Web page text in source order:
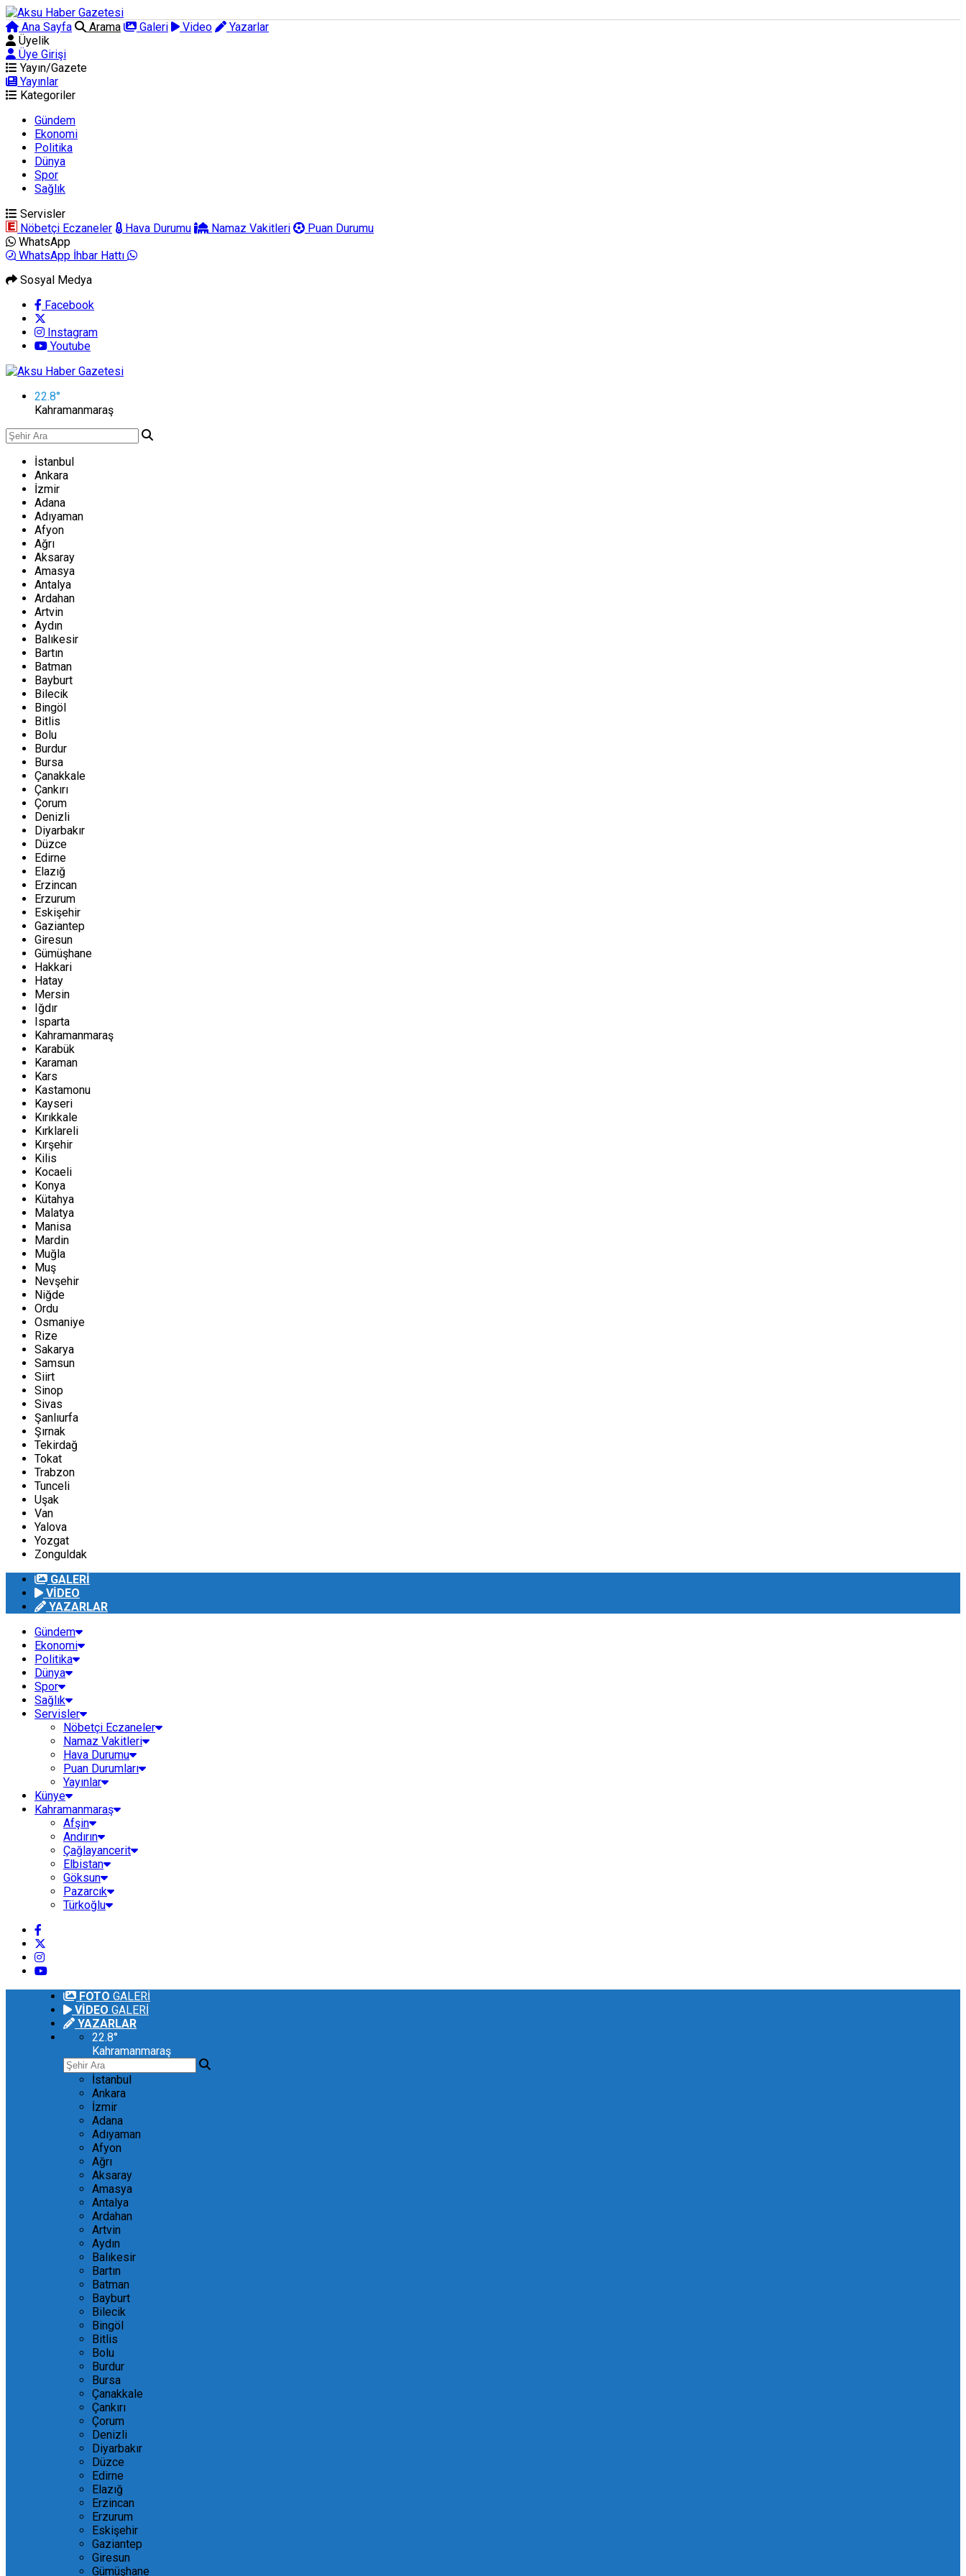
Ana Sayfa Arama Galeri Video
Yazarlar
Üyelik
Üye Girişi
Yayın/Gazete
Yayınlar
Kategoriler
Gündem
Ekonomi
Politika
Dünya
Spor
Sağlık
Servisler
Nöbetçi Eczaneler
Hava Durumu Namaz Vakitleri
Puan Durumu
WhatsApp
WhatsApp İhbar Hattı
Sosyal Medya
Facebook
Instagram
Youtube
22.8°
Kahramanmaraş
İstanbul
Ankara
İzmir
Adana
Adıyaman
Afyon
Ağrı
Aksaray
Amasya
Antalya
Ardahan
Artvin
Aydın
Balıkesir
Bartın
Batman
Bayburt
Bilecik
Bingöl
Bitlis
Bolu
Burdur
Bursa
Çanakkale
Çankırı
Çorum
Denizli
Diyarbakır
Düzce
Edirne
Elazığ
Erzincan
Erzurum
Eskişehir
Gaziantep
Giresun
Gümüşhane
Hakkari
Hatay
Mersin
Iğdır
Isparta
Kahramanmaraş
Karabük
Karaman
Kars
Kastamonu
Kayseri
Kırıkkale
Kırklareli
Kırşehir
Kilis
Kocaeli
Konya
Kütahya
Malatya
Manisa
Mardin
Muğla
Muş
Nevşehir
Niğde
Ordu
Osmaniye
Rize
Sakarya
Samsun
Siirt
Sinop
Sivas
Şanlıurfa
Şırnak
Tekirdağ
Tokat
Trabzon
Tunceli
Uşak
Van
Yalova
Yozgat
Zonguldak
GALERİ
VİDEO
YAZARLAR
Gündem
Ekonomi
Politika
Dünya
Spor
Sağlık
Servisler
Nöbetçi Eczaneler
Namaz Vakitleri
Hava Durumu
Puan Durumları
Yayınlar
Künye
Kahramanmaraş
Afşin
Andırın
Çağlayancerit
Elbistan
Göksun
Pazarcık
Türkoğlu
FOTO GALERİ
VİDEO GALERİ
YAZARLAR
22.8°
Kahramanmaraş
İstanbul
Ankara
İzmir
Adana
Adıyaman
Afyon
Ağrı
Aksaray
Amasya
Antalya
Ardahan
Artvin
Aydın
Balıkesir
Bartın
Batman
Bayburt
Bilecik
Bingöl
Bitlis
Bolu
Burdur
Bursa
Çanakkale
Çankırı
Çorum
Denizli
Diyarbakır
Düzce
Edirne
Elazığ
Erzincan
Erzurum
Eskişehir
Gaziantep
Giresun
Gümüşhane